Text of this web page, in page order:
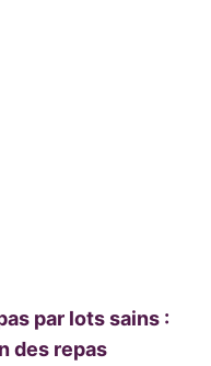
par lots sains :
des repas